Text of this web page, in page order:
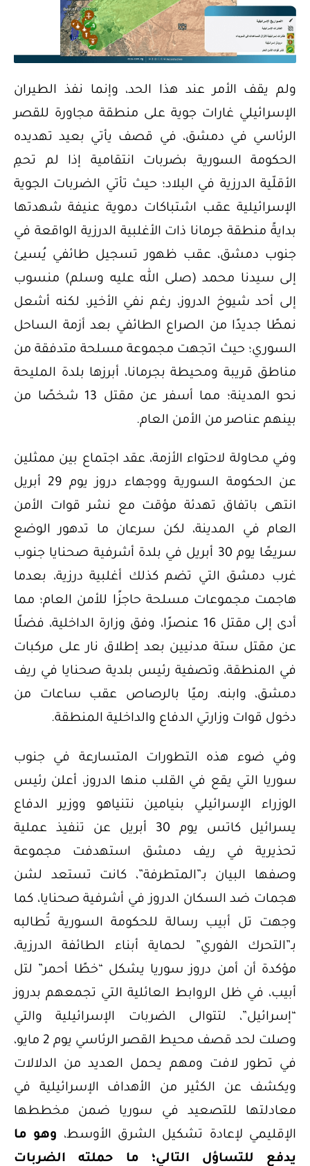
ولم يقف الأمر عند هذا الحد، وإنما نفذ الطيران
الإسرائيلي غارات جوية على منطقة مجاورة للقصر
الرئاسي في دمشق، في قصف يأتي بعيد تهديده
الحكومة السورية بضربات انتقامية إذا لم تحمِ
الأقلّية الدرزية في البلاد؛ حيث تأتي الضربات الجوية
الإسرائيلية عقب اشتباكات دموية عنيفة شهدتها
بدايةً منطقة جرمانا ذات الأغلبية الدرزية الواقعة في
جنوب دمشق، عقب ظهور تسجيل طائفي يُسيئ
إلى سيدنا محمد (صلى الله عليه وسلم) منسوب
إلى أحد شيوخ الدروز، رغم نفي الأخير، لكنه أشعل
نمطًا جديدًا من الصراع الطائفي بعد أزمة الساحل
السوري؛ حيث اتجهت مجموعة مسلحة متدفقة من
مناطق قريبة ومحيطة بجرمانا، أبرزها بلدة المليحة
نحو المدينة؛ مما أسفر عن مقتل 13 شخصًا من
بينهم عناصر من الأمن العام.
وفي محاولة لاحتواء الأزمة، عقد اجتماع بين ممثلين
عن الحكومة السورية ووجهاء دروز يوم 29 أبريل
انتهى باتفاق تهدئة مؤقت مع نشر قوات الأمن
العام في المدينة، لكن سرعان ما تدهور الوضع
سريعًا يوم 30 أبريل في بلدة أشرفية صحنايا جنوب
غرب دمشق التي تضم كذلك أغلبية درزية، بعدما
هاجمت مجموعات مسلحة حاجزًا للأمن العام؛ مما
أدى إلى مقتل 16 عنصرًا، وفق وزارة الداخلية، فضلًا
عن مقتل ستة مدنيين بعد إطلاق نار على مركبات
في المنطقة، وتصفية رئيس بلدية صحنايا في ريف
دمشق، وابنه، رميًا بالرصاص عقب ساعات من
دخول قوات وزارتي الدفاع والداخلية المنطقة.
وفي ضوء هذه التطورات المتسارعة في جنوب
سوريا التي يقع في القلب منها الدروز، أعلن رئيس
الوزراء الإسرائيلي بنيامين نتنياهو ووزير الدفاع
يسرائيل كاتس يوم 30 أبريل عن تنفيذ عملية
تحذيرية في ريف دمشق استهدفت مجموعة
وصفها البيان بـ”المتطرفة”، كانت تستعد لشن
هجمات ضد السكان الدروز في أشرفية صحنايا، كما
وجهت تل أبيب رسالة للحكومة السورية تُطالبه
بـ”التحرك الفوري” لحماية أبناء الطائفة الدرزية،
مؤكدة أن أمن دروز سوريا يشكل “خطًا أحمر” لتل
أبيب، في ظل الروابط العائلية التي تجمعهم بدروز
“إسرائيل”، لتتوالى الضربات الإسرائيلية والتي
وصلت لحد قصف محيط القصر الرئاسي يوم 2 مايو،
في تطور لافت ومهم يحمل العديد من الدلالات
ويكشف عن الكثير من الأهداف الإسرائيلية في
معادلتها للتصعيد في سوريا ضمن مخططها
الإقليمي لإعادة تشكيل الشرق الأوسط، وهو ما
يدفع للتساؤل التالي؛ ما حملته الضربات